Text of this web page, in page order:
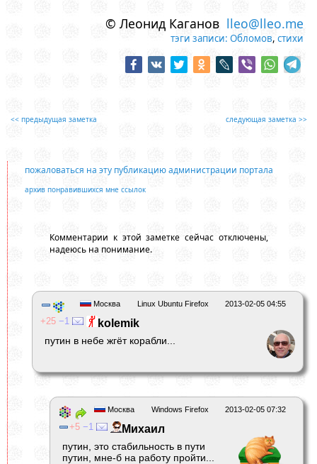
© Леонид Каганов lleo@lleo.me
тэги записи: Обломов,стихи
<< предыдущая заметка следующая заметка >>
пожаловаться на эту публикацию администрации портала
архив понравившихся мне ссылок
Комментарии к этой заметке сейчас отключены,
надеюсь на понимание.
2013-02-05 04:55
Linux Ubuntu Firefox
Москва
25 1 kolemik
путин в небе жгёт корабли...
2013-02-05 07:32
Windows Firefox
Москва
5 1 Михаил
путин, это стабильность в пути
путин, мне-б на работу пройти...